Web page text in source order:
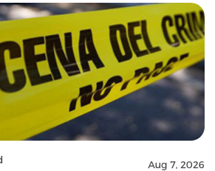
Aug 7, 2026